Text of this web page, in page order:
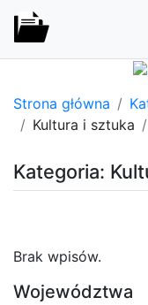
Strona główna
Kultura i sztuka
Kategoria:
Brak wpisów.
Województwa